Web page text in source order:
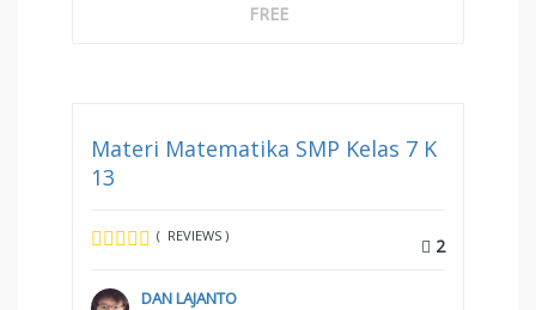
FREE
Materi Matematika SMP Kelas 7 K
13
( REVIEWS ) 2
DAN LAJANTO